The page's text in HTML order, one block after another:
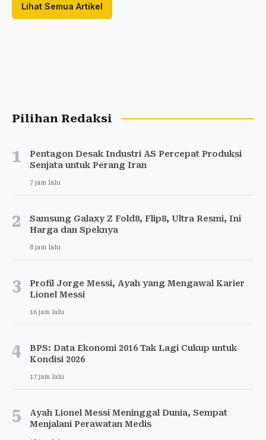
Lihat Semua Artikel
Pilihan Redaksi
1
Pentagon Desak Industri AS Percepat Produksi
Senjata untuk Perang Iran
7 jam lalu
2
Samsung Galaxy Z Fold8, Flip8, Ultra Resmi, Ini
Harga dan Speknya
8 jam lalu
3
Profil Jorge Messi, Ayah yang Mengawal Karier
Lionel Messi
16 jam lalu
4
BPS: Data Ekonomi 2016 Tak Lagi Cukup untuk
Kondisi 2026
17 jam lalu
5
Ayah Lionel Messi Meninggal Dunia, Sempat
Menjalani Perawatan Medis